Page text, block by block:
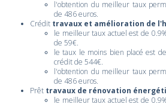
l'obtention du meilleur taux
de 486 euros.
Crédit travaux et amélioration de
le meilleur taux actuel est de
de 59€.
le taux le moins bien placé est
crédit de 544€.
l'obtention du meilleur taux
de 486 euros.
Prêt travaux de rénovation
le meilleur taux actuel est de